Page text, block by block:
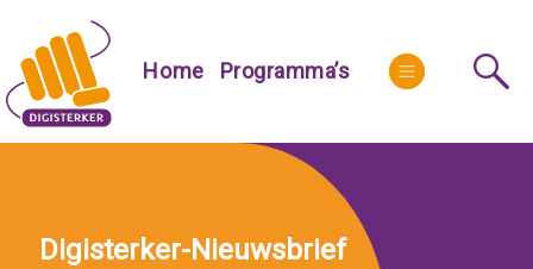
content
Home Programma’s More
Digisterker-Nieuwsbrief